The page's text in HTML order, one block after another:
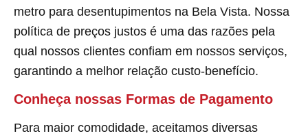
metro para desentupimentos na Bela Vista. Nossa
política de preços justos é uma das razões pela
qual nossos clientes confiam em nossos serviços,
garantindo a melhor relação custo-benefício.
Conheça nossas Formas de Pagamento
Para maior comodidade, aceitamos diversas